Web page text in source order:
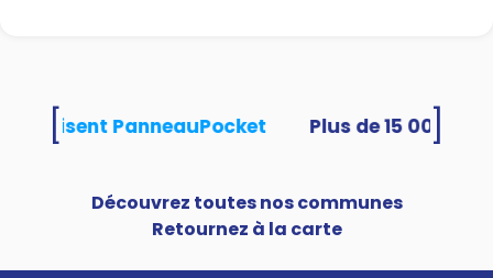
utilisent PanneauPocket
Découvrez toutes nos communes
Retournez à la carte